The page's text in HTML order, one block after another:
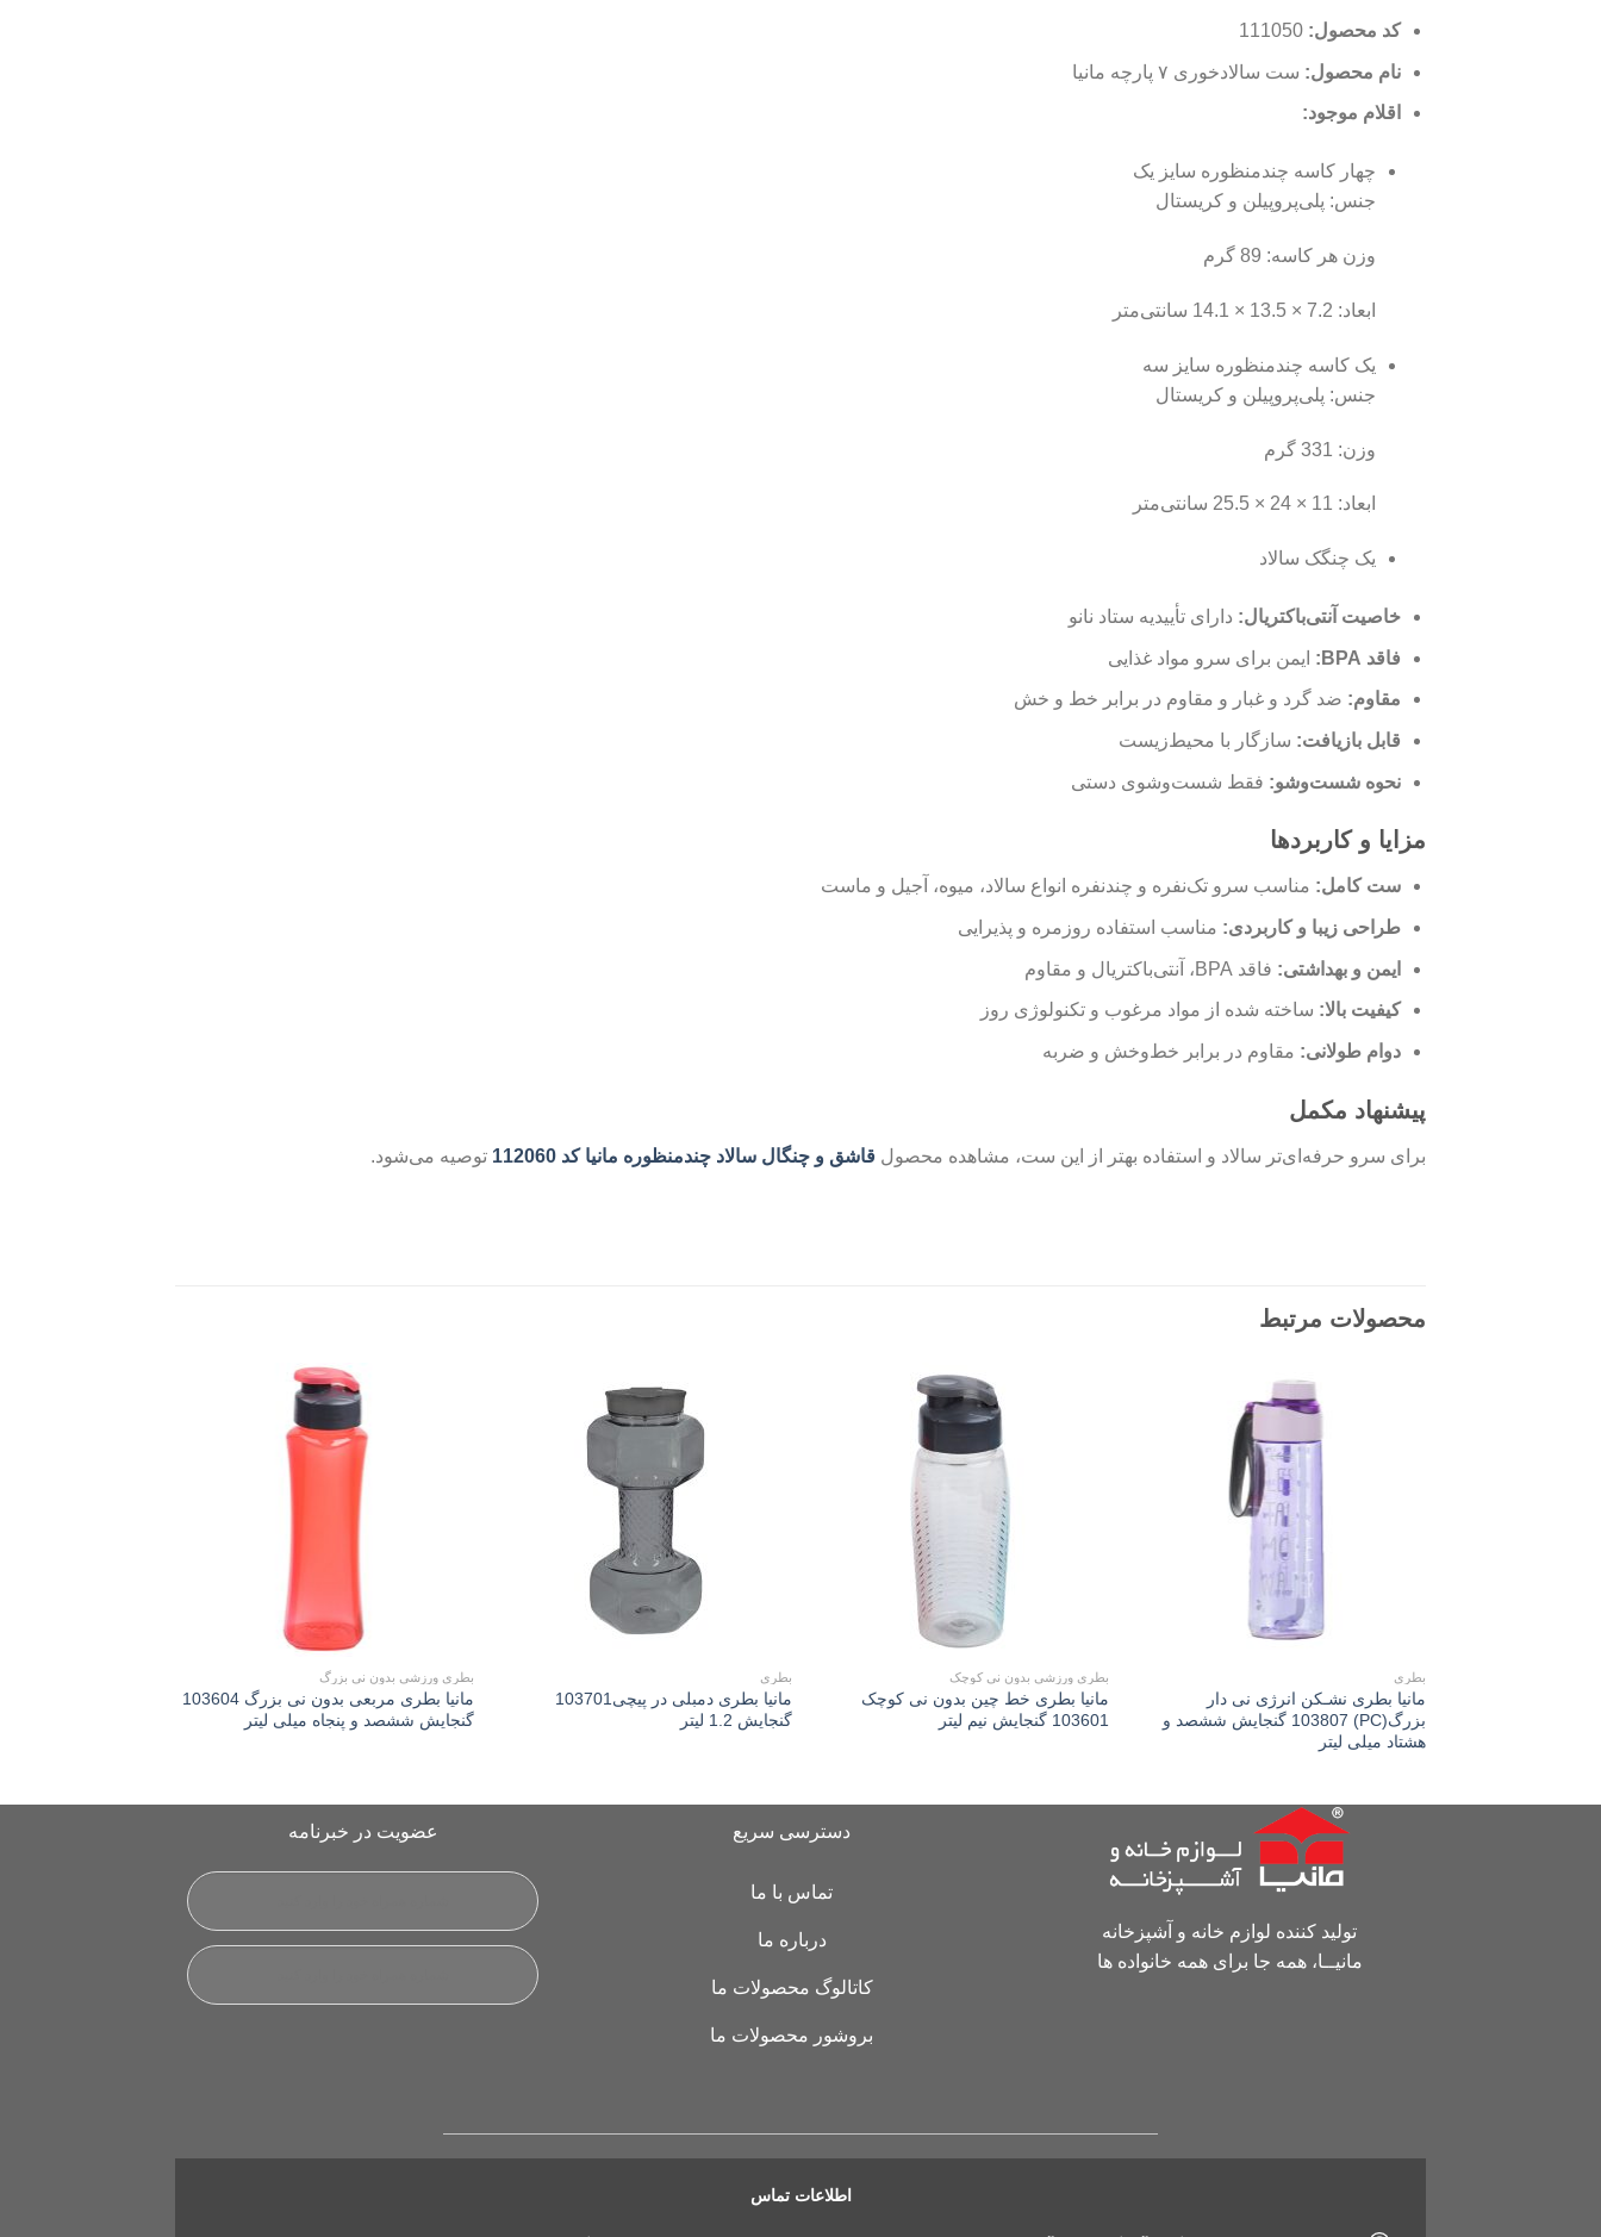
کد محصول:
نام محصول: ست سالادخوری ۷ پارچه مانیا
اقلام موجود:
چهار کاسه چندمنظوره سایز یک
جنس: پلی‌پروپیلن و کریستال
وزن هر کاسه: 89 گرم
ابعاد: 7.2 × 13.5 × 14.1 سانتی‌متر
یک کاسه چندمنظوره سایز سه
جنس: پلی‌پروپیلن و کریستال
وزن: 331 گرم
ابعاد: 11 × 24 × 25.5 سانتی‌متر
یک چنگک سالاد
خاصیت آنتی‌باکتریال: دارای تأییدیه ستاد نانو
فاقد BPA: ایمن برای سرو مواد غذایی
مقاوم: ضد گرد و غبار و مقاوم در برابر خط و خش
قابل بازیافت: سازگار با محیط‌زیست
نحوه شست‌وشو: فقط شست‌وشوی دستی
مزایا و کاربردها
ست کامل: مناسب سرو تک‌نفره و چندنفره انواع سالاد، میوه، آجیل و ماست
طراحی زیبا و کاربردی: مناسب استفاده روزمره و پذیرایی
ایمن و بهداشتی: فاقد BPA، آنتی‌باکتریال و مقاوم
کیفیت بالا: ساخته شده از مواد مرغوب و تکنولوژی روز
دوام طولانی: مقاوم در برابر خط‌وخش و ضربه
پیشنهاد مکمل
برای سرو حرفه‌ای‌تر سالاد و استفاده بهتر از این ست، مشاهده محصول قاشق و چنگال سالاد چندمنظوره مانیا کد 112060 توصیه می‌شود.
محصولات مرتبط
بطری
مانیا بطری نشـکن انرژی نی دار
بزرگ(PC) 103807 گنجایش ششصد و
هشتاد میلی لیتر
بطری ورزشی بدون نی کوچک
مانیا بطری خط چین بدون نی کوچک
103601 گنجایش نیم لیتر
بطری
مانیا بطری دمبلی در پیچی103701
گنجایش 1.2 لیتر
بطری ورزشی بدون نی بزرگ
مانیا بطری مربعی بدون نی بزرگ 103604
گنجایش ششصد و پنجاه میلی لیتر
تولید کننده لوازم خانه و آشپزخانه
مانیــا، همه جا برای همه خانواده ها
دسترسی سریع
تماس با ما
درباره ما
کاتالوگ محصولات ما
بروشور محصولات ما
عضویت در خبرنامه
اطلاعات تماس